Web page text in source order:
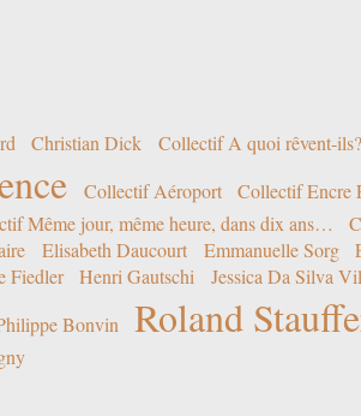
Christian Dick Collectif A quoi rêvent-ils?
Collectif Aéroport
Collectif Encre
Même jour, même heure, dans dix ans…
Elisabeth Daucourt Emmanuelle Sorg
Fiedler Henri Gautschi
Jessica Da Silva
Bonvin Roland